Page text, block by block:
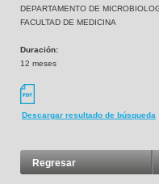
DEPARTAMENTO DE
FACULTAD DE MEDICINA
Duración:
12 meses
Descargar resultado de búsqueda
Regresar